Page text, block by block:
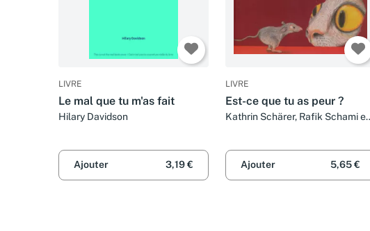
LIVRE
Le mal que tu m'as fait
Hilary Davidson
Ajouter 3,19 €
LIVRE
Est-ce que tu as peur ?
Kathrin Schärer, Rafik Schami et
Ajouter 5,65 €